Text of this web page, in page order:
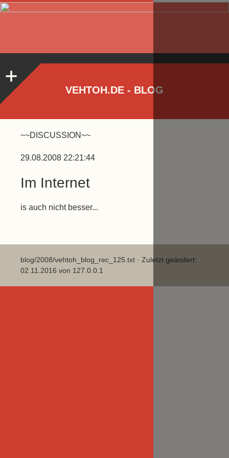
VEHTOH.DE - BLOG
~~DISCUSSION~~
29.08.2008 22:21:44
Im Internet
is auch nicht besser...
blog/2008/vehtoh_blog_rec_125.txt · Zuletzt geändert:
02.11.2016 von 127.0.0.1